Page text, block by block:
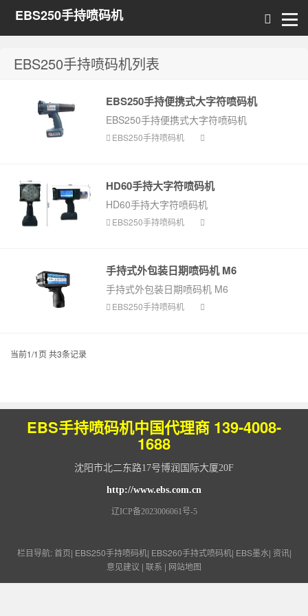
EBS250手持喷码机
EBS250手持喷码机列表
EBS250手持便携式大字符喷码机
EBS250手持便携式大字符喷码机
EBS250手持喷码机
HD60手持大字符喷码机
HD60手持大字符喷码机
EBS250手持喷码机
手持式外包装日期喷码机 M6
手持式外包装日期喷码机 M6
EBS250手持喷码机
当前1/1页 共3条记录
EBS手持喷码机中国代理商 139-4008-
1688
沈阳市北二东路17号博润国际大厦20F
http://www.ebs.com.cn
辽ICP备2023006061号-5
栏目导航:首页| EBS250手持喷码机| EBS260手持式喷码机| EBS墨水| 资讯|
意见建议 | 联系 | 网站地图